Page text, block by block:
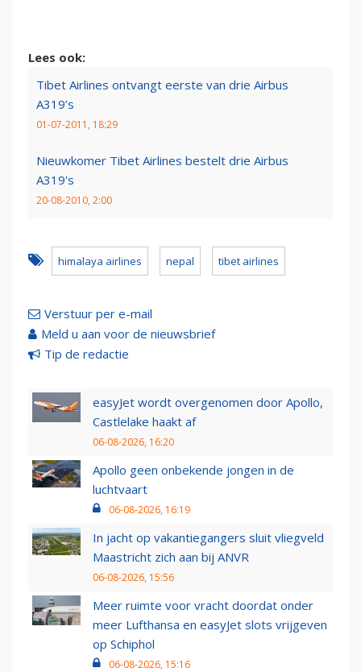
Lees ook:
Tibet Airlines ontvangt eerste van drie Airbus
A319’s
01-07-2011, 18:29
Nieuwkomer Tibet Airlines bestelt drie Airbus
A319's
20-08-2010, 2:00
himalaya airlines nepal tibet airlines
Verstuur per e-mail
Meld u aan voor de nieuwsbrief
Tip de redactie
easyJet wordt overgenomen door Apollo,
Castlelake haakt af
06-08-2026, 16:20
Apollo geen onbekende jongen in de
luchtvaart
06-08-2026, 16:19
In jacht op vakantiegangers sluit vliegveld
Maastricht zich aan bij ANVR
06-08-2026, 15:56
Meer ruimte voor vracht doordat onder
meer Lufthansa en easyJet slots vrijgeven
op Schiphol
06-08-2026, 15:16